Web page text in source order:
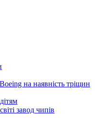
на наявність тріщин
завод чипів